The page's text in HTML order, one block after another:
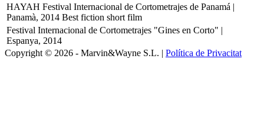
HAYAH Festival Internacional de Cortometrajes de Panamá |
Panamà, 2014 Best fiction short film
Festival Internacional de Cortometrajes "Gines en Corto" |
Espanya, 2014
Copyright © 2026 - Marvin&Wayne S.L. | Política de Privacitat